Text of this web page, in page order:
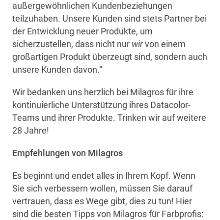
außergewöhnlichen Kundenbeziehungen
teilzuhaben. Unsere Kunden sind stets Partner bei
der Entwicklung neuer Produkte, um
sicherzustellen, dass nicht nur wirvon einem
großartigen Produkt überzeugt sind, sondern auch
unsere Kunden davon.“
Wir bedanken uns herzlich bei Milagros für ihre
kontinuierliche Unterstützung ihres Datacolor-
Teams und ihrer Produkte. Trinken wir auf weitere
28 Jahre!
Empfehlungen von Milagros
Es beginnt und endet alles in Ihrem Kopf. Wenn
Sie sich verbessern wollen, müssen Sie darauf
vertrauen, dass es Wege gibt, dies zu tun! Hier
sind die besten Tipps von Milagros für Farbprofis: